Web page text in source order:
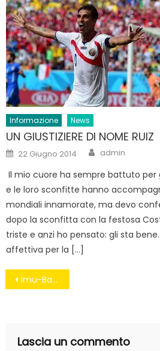
Informazione News
UN GIUSTIZIERE DI NOME RUIZ
Posted
on
22 Giugno 2014 Author
admin
Il mio cuore ha sempre battuto per
e le loro sconfitte hanno
mondiali innamorate, ma devo
dopo la sconfitta con la festosa
triste e anzi ho pensato: gli sta
affettiva per la […]
Navigazione
Imu-Bankitalia, decreto approvato dalla Camera con la “ghigliottina” della Boldrini
Lascia un commento